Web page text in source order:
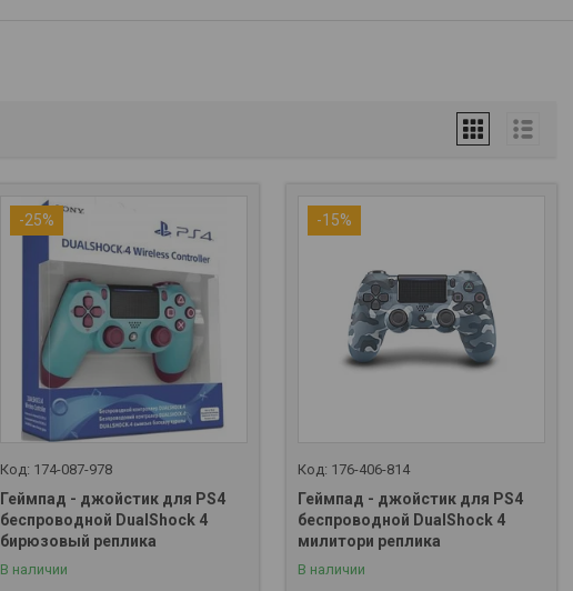
-25%
174-087-978
Геймпад - джойстик для PS4
беспроводной DualShock 4
бирюзовый реплика
В наличии
-15%
176-406-814
Геймпад - джойстик для PS4
беспроводной DualShock 4
милитори реплика
В наличии